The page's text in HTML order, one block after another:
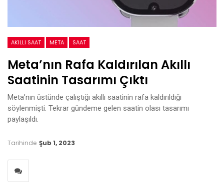
AKILLI SAAT META SAAT
Meta’nın Rafa Kaldırılan Akıllı
Saatinin Tasarımı Çıktı
Meta’nın üstünde çalıştığı akıllı saatinin rafa kaldırıldığı
söylenmişti. Tekrar gündeme gelen saatin olası tasarımı
paylaşıldı.
Tarihinde Şub 1, 2023